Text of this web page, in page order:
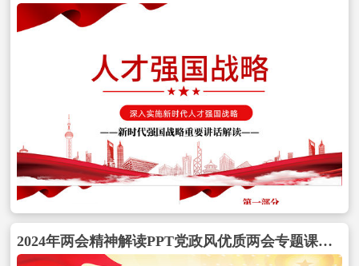
2024年两会精神解读PPT党政风优质两会专题课件包含